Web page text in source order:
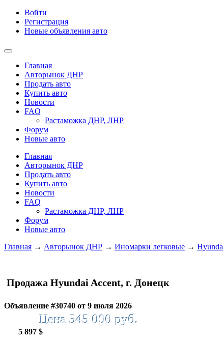
Войти
Регистрация
Новые объявления авто
Главная
Авторынок ДНР
Продать авто
Купить авто
Новости
FAQ
Растаможка ДНР, ЛНР
Форум
Новые авто
Главная
Авторынок ДНР
Продать авто
Купить авто
Новости
FAQ
Растаможка ДНР, ЛНР
Форум
Новые авто
Главная → Авторынок ДНР → Иномарки легковые →
Продажа Hyundai Accent, г. Донецк
Объявление #30740 от 9 июля 2026
Цена 545 000 руб.
5 897 $